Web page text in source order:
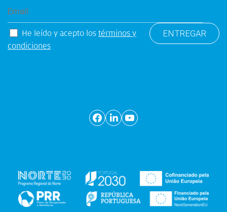
He leído y acepto los términos y
condiciones